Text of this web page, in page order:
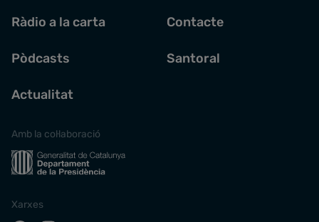
Ràdio a la carta
Pòdcasts
Actualitat
Contacte
Santoral
Amb la col·laboració
Xarxes